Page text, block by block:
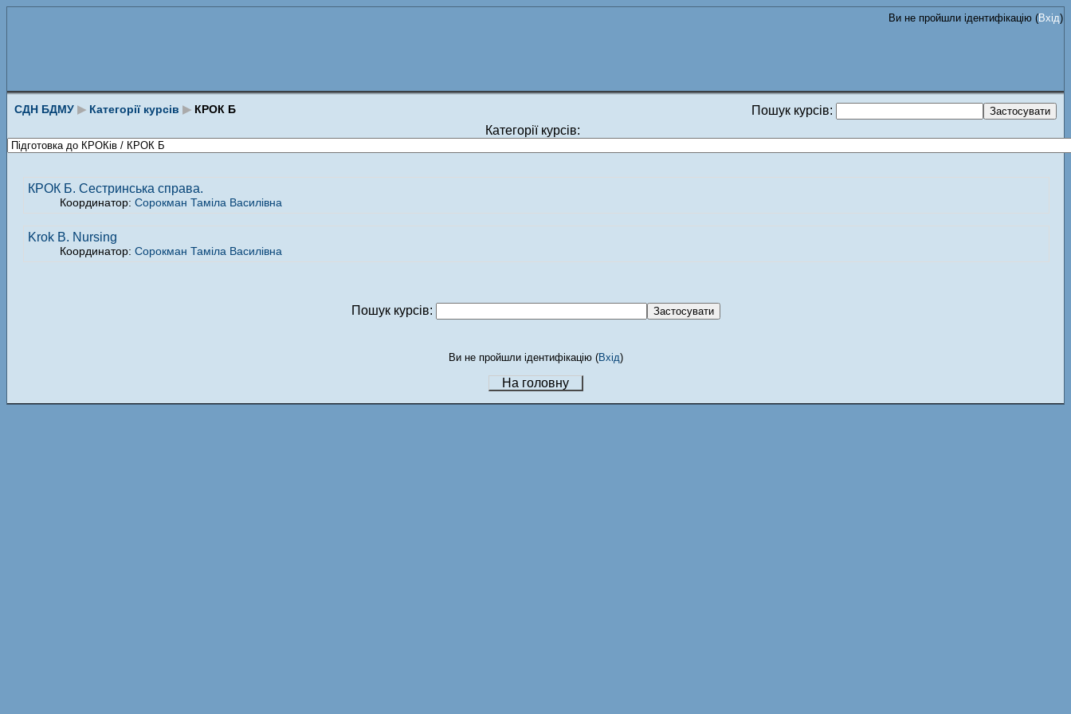
Ви не пройшли ідентифікацію (Вхід)
СДН БДМУ ▶ Категорії курсів ▶ КРОК Б
Пошук курсів:
Категорії курсів:
КРОК Б. Сестринська справа.
Координатор: Сорокман Таміла Василівна
Krok B. Nursing
Координатор: Сорокман Таміла Василівна
Пошук курсів:
Ви не пройшли ідентифікацію (Вхід)
На головну